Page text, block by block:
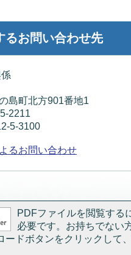
るお問い合わせ先
島町北方901番地1
2211
5-3100
るお問い合わせ
PDFファイルを閲覧する
必要です。お持ちでない
ードボタンをクリックして